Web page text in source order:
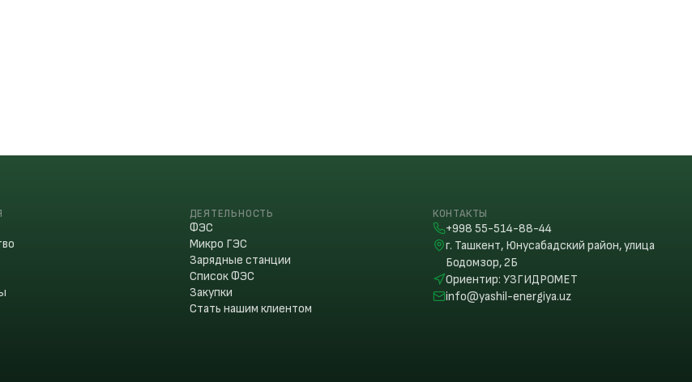
ДЕЯТЕЛЬНОСТЬ
ФЭС
Микро ГЭС
Зарядные станции
Список ФЭС
Закупки
Стать нашим клиентом
КОНТАКТЫ
+998 55-514-88-44
г. Ташкент, Юнусабадский район, улица
Бодомзор, 2Б
Ориентир: УЗГИДРОМЕТ
info@yashil-energiya.uz